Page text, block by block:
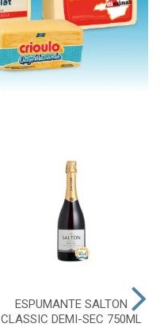
ESPUMANTE SALTON
CLASSIC DEMI-SEC 750ML